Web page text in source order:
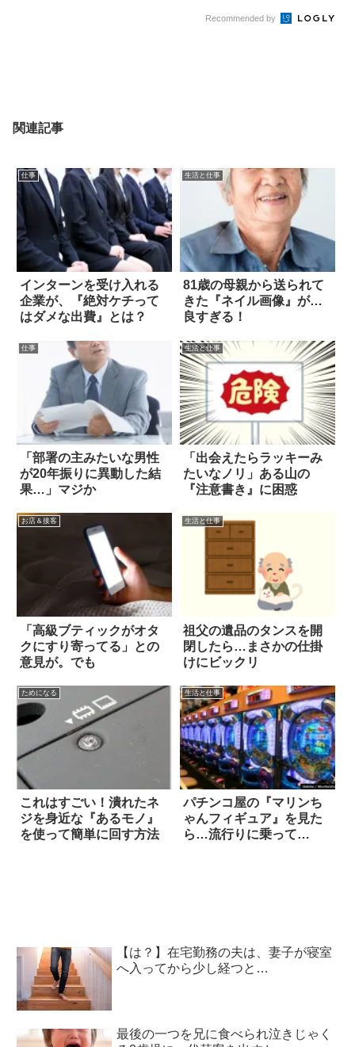
Recommended by
関連記事
仕事
インターンを受け入れる
企業が、『絶対ケチって
はダメな出費』とは？
生活と仕事
81歳の母親から送られて
きた『ネイル画像』が…
良すぎる！
仕事
「部署の主みたいな男性
が20年振りに異動した結
果…」マジか
生活と仕事
「出会えたらラッキーみ
たいなノリ」ある山の
『注意書き』に困惑
お店＆接客
「高級ブティックがオタ
クにすり寄ってる」との
意見が。でも
生活と仕事
祖父の遺品のタンスを開
閉したら…まさかの仕掛
けにビックリ
ためになる
これはすごい！潰れたネ
ジを身近な『あるモノ』
を使って簡単に回す方法
生活と仕事
パチンコ屋の『マリンち
ゃんフィギュア』を見た
ら…流行りに乗って
【は？】在宅勤務の夫は、妻子が寝室
へ入ってから少し経つと…
最後の一つを兄に食べられ泣きじゃく